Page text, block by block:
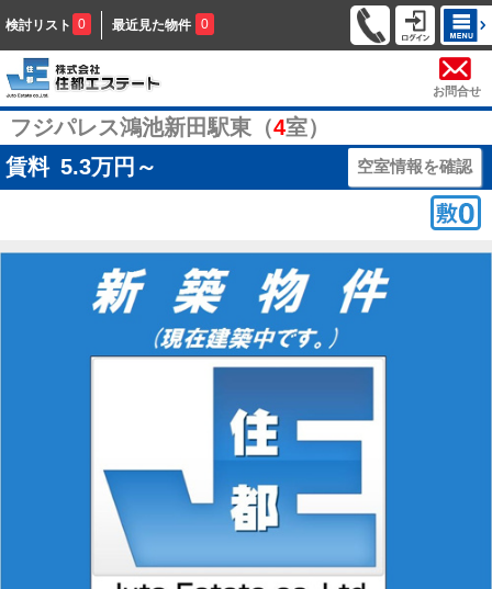
検討リスト 0 最近見た物件 0
お問合せ
フジパレス鴻池新田駅東（4室）
賃料 5.3万円～ 空室情報を確認